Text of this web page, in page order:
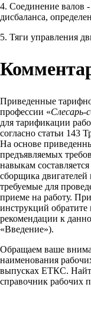
4. Соединение валов
дисбаланса,
5. Тяги управления
Приведенные
профессии «Слесарь-
для тарификации
согласно статьи 143
На основе
предъявляемых
навыкам
сборщика двигателей
требуемые для
приеме на работу.
инструкций
рекомендации к
«Введение»).
Обращаем ваше
наименования
выпусках ЕТКС.
справочник рабочих